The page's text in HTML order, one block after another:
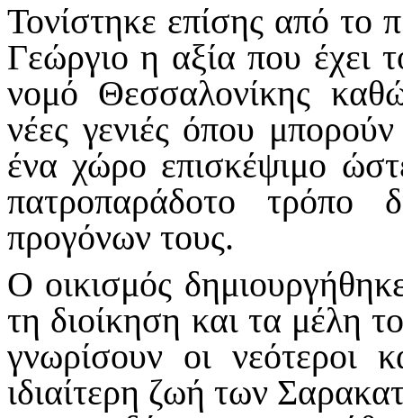
Τονίστηκε επίσης από
Γεώργιο η αξία που έχει
νομό Θεσσαλονίκης
νέες γενιές όπου
ένα χώρο επισκέψιμο
πατροπαράδοτο τρόπο
προγόνων τους.
Ο οικισμός
τη διοίκηση και τα μέλη
γνωρίσουν οι νεότεροι
ιδιαίτερη ζωή των